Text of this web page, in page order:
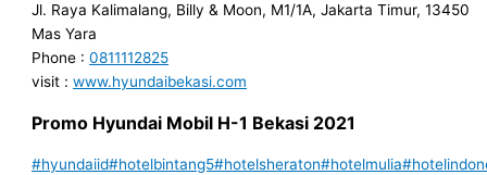
Jl. Raya Kalimalang, Billy & Moon, M1/1A, Jakarta Timur, 13450
Mas Yara
Phone :0811112825
visit :www.hyundaibekasi.com
Promo Hyundai Mobil H-1 Bekasi 2021
#hyundaiid#hotelbintang5#hotelsheraton#hotelmulia